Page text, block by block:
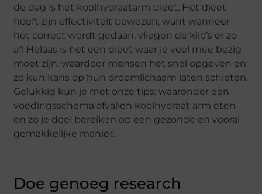
de dag is het koolhydraatarm dieet. Het dieet
heeft zijn effectiviteit bewezen, want wanneer
het correct wordt gedaan, vliegen de kilo’s er zo
af! Helaas is het een dieet waar je veel mee bezig
moet zijn, waardoor mensen het snel opgeven en
zo kun kans op hun droomlichaam laten schieten.
Gelukkig kun je met onze tips; waaronder een
voedingsschema afvallen koolhydraat arm eten
en zo je doel bereiken op een gezonde en vooral
gemakkelijke manier.
Doe genoeg research